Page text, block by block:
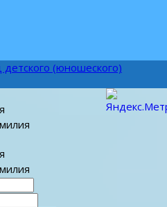
(юношеского)